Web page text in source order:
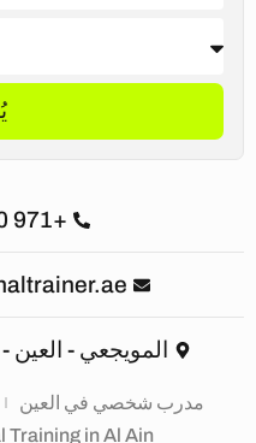
+971 50 771 5434
المويجعي - العين
مدرب شخصي في العين
Training in Al Ain